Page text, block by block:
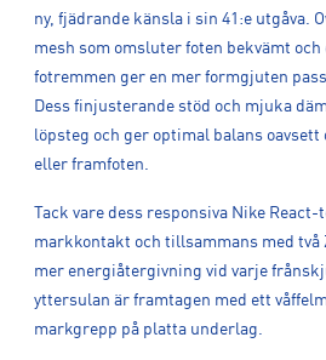
ny, fjädrande känsla i sin 41:e utgåva.
mesh som omsluter foten bekvämt
fotremmen ger en mer formgjuten
Dess finjusterande stöd och mjuka
löpsteg och ger optimal balans oavsett
eller framfoten.
Tack vare dess responsiva Nike
markkontakt och tillsammans med två
mer energiåtergivning vid varje
yttersulan är framtagen med ett
markgrepp på platta underlag.